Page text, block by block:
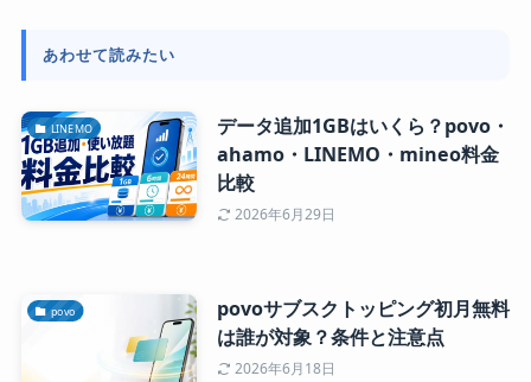
あわせて読みたい
LINEMO
データ追加1GBはいくら？povo・
ahamo・LINEMO・mineo料金
比較
2026年6月29日
povo
povoサブスクトッピング初月無料
は誰が対象？条件と注意点
2026年6月18日